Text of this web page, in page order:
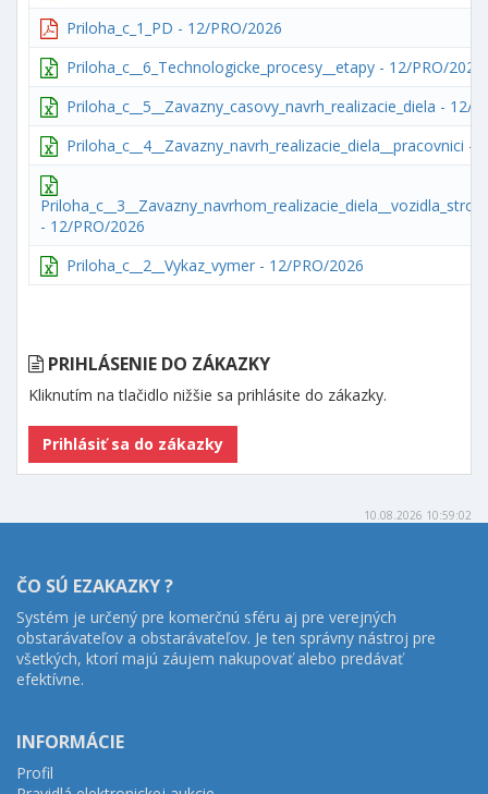
Priloha_c_1_PD - 12/PRO/2026
Priloha_c__6_Technologicke_procesy__etapy - 12/PRO/2026
Priloha_c__5__Zavazny_casovy_navrh_realizacie_diela - 12/
Priloha_c__4__Zavazny_navrh_realizacie_diela__pracovnici -
- 12/PRO/2026
Priloha_c__2__Vykaz_vymer - 12/PRO/2026
PRIHLÁSENIE DO ZÁKAZKY
Kliknutím na tlačidlo nižšie sa prihlásite do zákazky.
10.08.2026 10:59:02
ČO SÚ EZAKAZKY ?
Systém je určený pre komerčnú sféru aj pre verejných
obstarávateľov a obstarávateľov. Je ten správny nástroj pre
všetkých, ktorí majú záujem nakupovať alebo predávať
efektívne.
INFORMÁCIE
Profil